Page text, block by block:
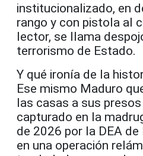
institucionalizado, en
rango y con pistola al
lector, se llama
terrorismo de Estado.
Y qué ironía de la
Ese mismo Maduro
las casas a sus
capturado en la
de 2026 por la DEA
en una operación